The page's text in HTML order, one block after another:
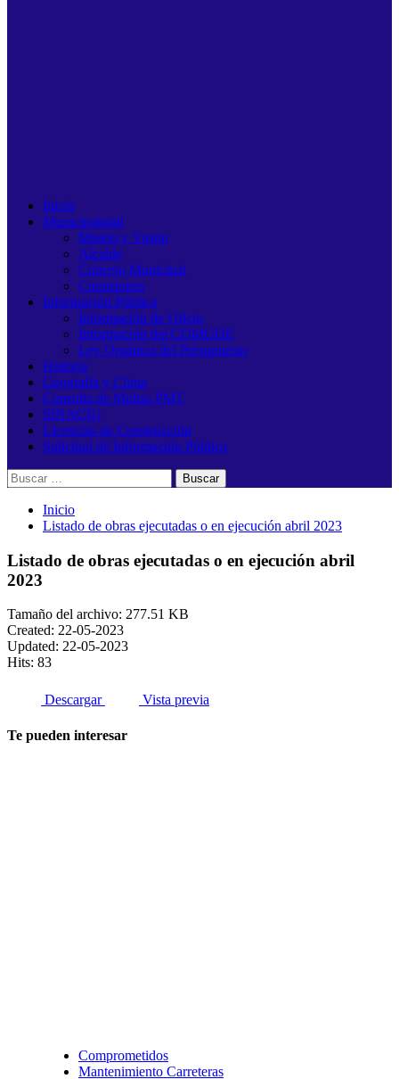
Inicio
Municipalidad
Misión y Visión
Alcalde
Concejo Municipal
Comisiones
Información Pública
Información de Oficio
Información del COMUDE
Ley Orgánica del Presupuesto
Historia
Geografía y Clima
Consulta de Multas PMT
SINACIG
Licencias de Construcción
Solicitud de Información Pública
Buscar:
Inicio
Listado de obras ejecutadas o en ejecución abril 2023
Listado de obras ejecutadas o en ejecución abril
2023
Tamaño del archivo: 277.51 KB
Created: 22-05-2023
Updated: 22-05-2023
Hits: 83
Descargar Vista previa
Te pueden interesar
Comprometidos
Mantenimiento Carreteras